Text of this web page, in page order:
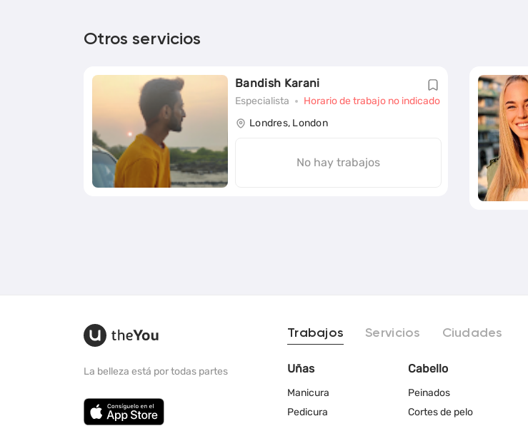
Otros servicios
Bandish Karani
Especialista
Horario de trabajo no indicado
Londres, London
No hay trabajos
La belleza está por todas partes
Trabajos Servicios Ciudades
Uñas
Manicura
Pedicura
Cabello
Peinados
Cortes de pelo